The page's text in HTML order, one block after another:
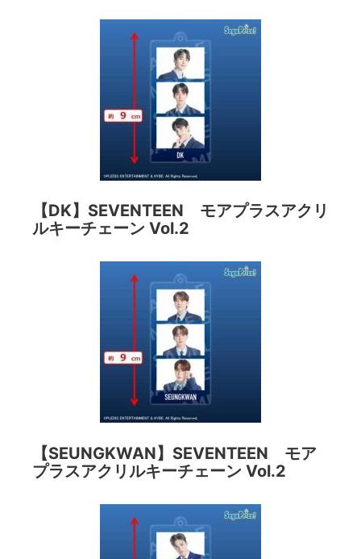
【DK】SEVENTEEN モアプラスアクリ
ルキーチェーン Vol.2
【SEUNGKWAN】SEVENTEEN モア
プラスアクリルキーチェーン Vol.2